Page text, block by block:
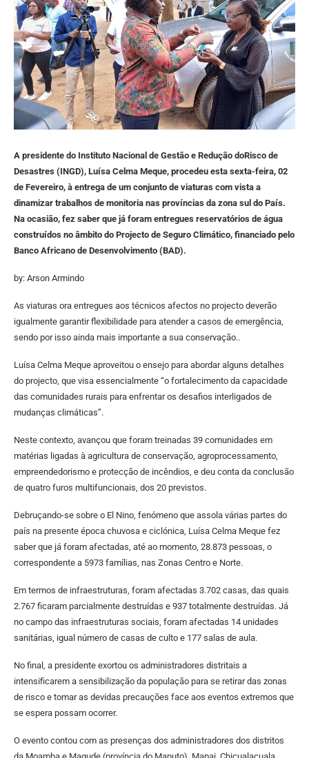
A presidente do Instituto Nacional de Gestão e Redução doRisco de
Desastres (INGD), Luísa Celma Meque, procedeu esta sexta-feira, 02
de Fevereiro, à entrega de um conjunto de viaturas com vista a
dinamizar trabalhos de monitoria nas províncias da zona sul do País.
Na ocasião, fez saber que já foram entregues reservatórios de água
construídos no âmbito do Projecto de Seguro Climático, financiado pelo
Banco Africano de Desenvolvimento (BAD).
by: Arson Armindo
As viaturas ora entregues aos técnicos afectos no projecto deverão
igualmente garantir flexibilidade para atender a casos de emergência,
sendo por isso ainda mais importante a sua conservação..
Luísa Celma Meque aproveitou o ensejo para abordar alguns detalhes
do projecto, que visa essencialmente “o fortalecimento da capacidade
das comunidades rurais para enfrentar os desafios interligados de
mudanças climáticas”.
Neste contexto, avançou que foram treinadas 39 comunidades em
matérias ligadas à agricultura de conservação, agroprocessamento,
empreendedorismo e protecção de incêndios, e deu conta da conclusão
de quatro furos multifuncionais, dos 20 previstos.
Debruçando-se sobre o El Nino, fenómeno que assola várias partes do
país na presente época chuvosa e ciclónica, Luísa Celma Meque fez
saber que já foram afectadas, até ao momento, 28.873 pessoas, o
correspondente a 5973 famílias, nas Zonas Centro e Norte.
Em termos de infraestruturas, foram afectadas 3.702 casas, das quais
2.767 ficaram parcialmente destruídas e 937 totalmente destruídas. Já
no campo das infraestruturas sociais, foram afectadas 14 unidades
sanitárias, igual número de casas de culto e 177 salas de aula.
No final, a presidente exortou os administradores distritais a
intensificarem a sensibilização da população para se retirar das zonas
de risco e tomar as devidas precauções face aos eventos extremos que
se espera possam ocorrer.
O evento contou com as presenças dos administradores dos distritos